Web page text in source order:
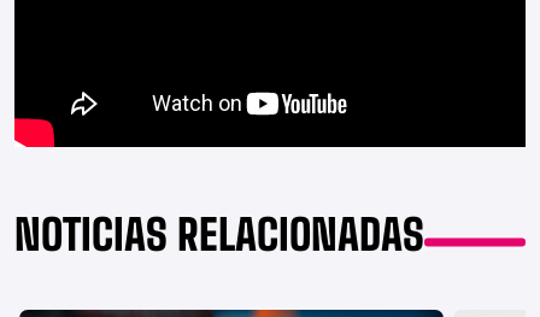
NOTICIAS RELACIONADAS